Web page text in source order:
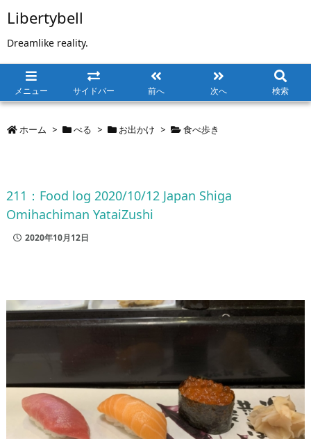
Libertybell
Dreamlike reality.
メニュー サイドバー 前へ 次へ 検索
ホーム > べる > お出かけ > 食べ歩き
211：Food log 2020/10/12 Japan Shiga
Omihachiman YataiZushi
2020年10月12日